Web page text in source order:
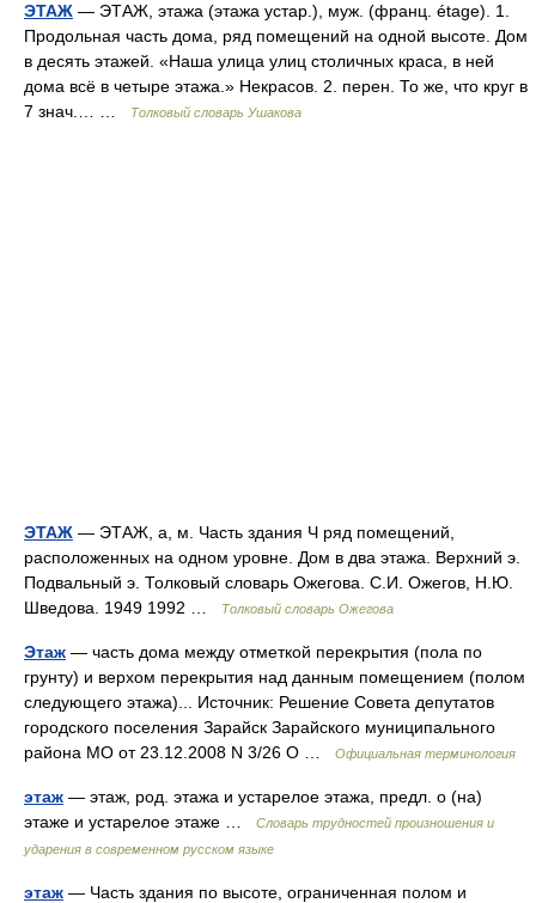
ЭТАЖ — ЭТАЖ, этажа (этажа устар.), муж. (франц. étage). 1.
Продольная часть дома, ряд помещений на одной высоте. Дом
в десять этажей. «Наша улица улиц столичных краса, в ней
дома всё в четыре этажа.» Некрасов. 2. перен. То же, что круг в
7 знач.… …
Толковый словарь Ушакова
ЭТАЖ — ЭТАЖ, а, м. Часть здания Ч ряд помещений,
расположенных на одном уровне. Дом в два этажа. Верхний э.
Подвальный э. Толковый словарь Ожегова. С.И. Ожегов, Н.Ю.
Шведова. 1949 1992 …
Толковый словарь Ожегова
Этаж — часть дома между отметкой перекрытия (пола по
грунту) и верхом перекрытия над данным помещением (полом
следующего этажа)... Источник: Решение Совета депутатов
городского поселения Зарайск Зарайского муниципального
района МО от 23.12.2008 N 3/26 О …
Официальная терминология
этаж — этаж, род. этажа и устарелое этажа, предл. о (на)
этаже и устарелое этаже …
Словарь трудностей произношения и
ударения в современном русском языке
этаж — Часть здания по высоте, ограниченная полом и